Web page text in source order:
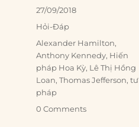
Posted
on
27/09/2018
Categories
Hỏi-Đáp
Tags
Alexander Hamilton,
Anthony Kennedy, Hiến
pháp Hoa Kỳ, Lê Thị Hồng
Loan,Thomas Jefferson,tư
pháp
0 Comments